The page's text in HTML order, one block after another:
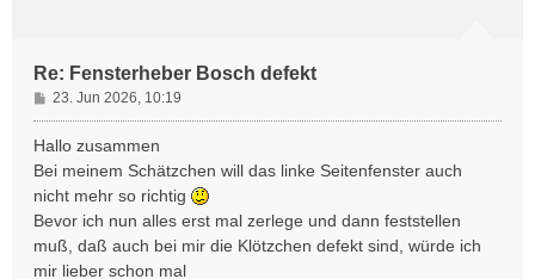
Re: Fensterheber Bosch defekt
B
e
i
a
g
23. Jun 2026, 10:19
Hallo zusammen
Bei meinem Schätzchen will das linke Seitenfenster auch
nicht mehr so richtig
Bevor ich nun alles erst mal zerlege und dann feststellen
muß, daß auch bei mir die Klötzchen defekt sind, würde ich
mir lieber schon mal